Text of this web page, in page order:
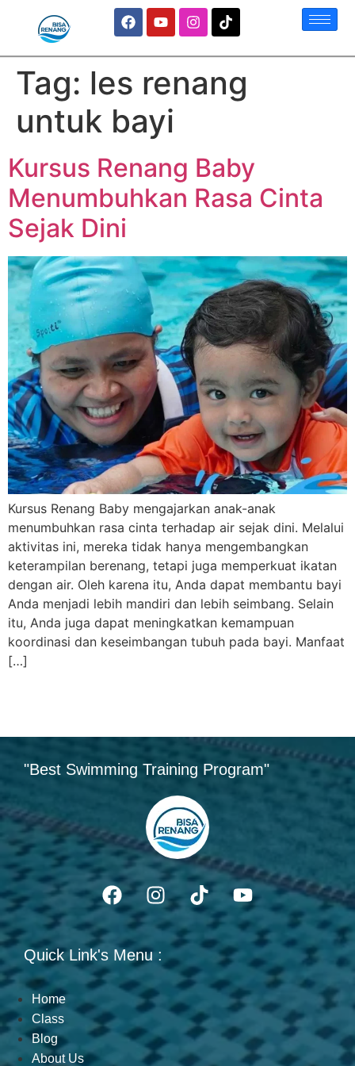
Tag: les renang
untuk bayi
Kursus Renang Baby
Menumbuhkan Rasa Cinta
Sejak Dini
Kursus Renang Baby mengajarkan anak-anak
menumbuhkan rasa cinta terhadap air sejak dini. Melalui
aktivitas ini, mereka tidak hanya mengembangkan
keterampilan berenang, tetapi juga memperkuat ikatan
dengan air. Oleh karena itu, Anda dapat membantu bayi
Anda menjadi lebih mandiri dan lebih seimbang. Selain
itu, Anda juga dapat meningkatkan kemampuan
koordinasi dan keseimbangan tubuh pada bayi. Manfaat
[…]
"Best Swimming Training Program"
Quick Link's Menu :
Home
Class
Blog
About Us